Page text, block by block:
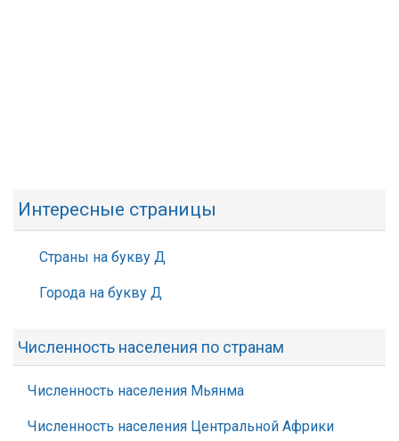
Интересные страницы
Страны на букву Д
Города на букву Д
Численность населения по странам
Численность населения Мьянма
Численность населения Центральной Африки